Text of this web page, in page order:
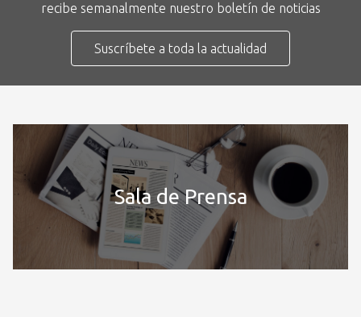
recibe semanalmente nuestro boletín de noticias
Suscríbete a toda la actualidad
Sala de Prensa